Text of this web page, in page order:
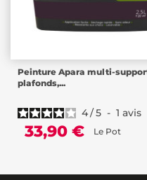
Peinture Apara multi-
plafonds,...
4/5 - 1 avis
33,90 € Le Pot